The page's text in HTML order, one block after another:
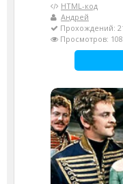
HTML-код
Андрей
Прохождений:
Просмотров: